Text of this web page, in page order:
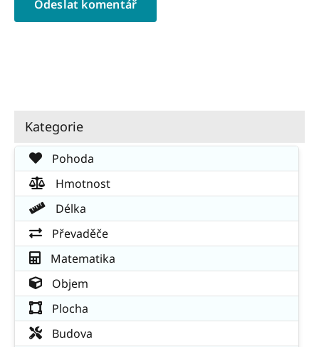
Kategorie
Pohoda
Hmotnost
Délka
Převaděče
Matematika
Objem
Plocha
Budova